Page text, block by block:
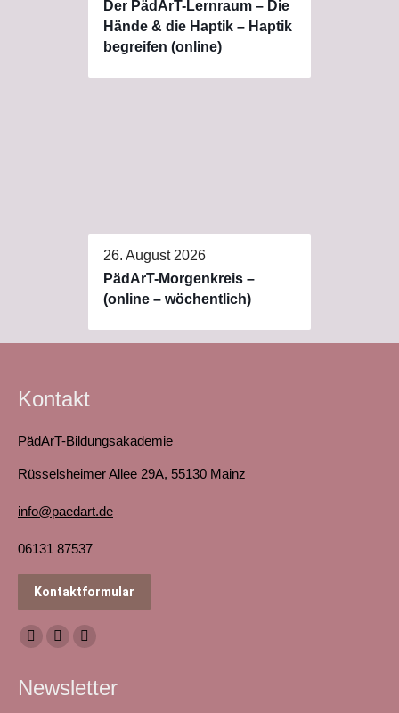
Der PädArT-Lernraum – Die
Hände & die Haptik – Haptik
begreifen (online)
26. August 2026
PädArT-Morgenkreis –
(online – wöchentlich)
Kontakt
PädArT-Bildungsakademie
Rüsselsheimer Allee 29A, 55130 Mainz
info@paedart.de
06131 87537
Kontaktformular
Finden Sie uns auf:
Facebook
opens
YouTube
opens
Instagram
opens
Newsletter